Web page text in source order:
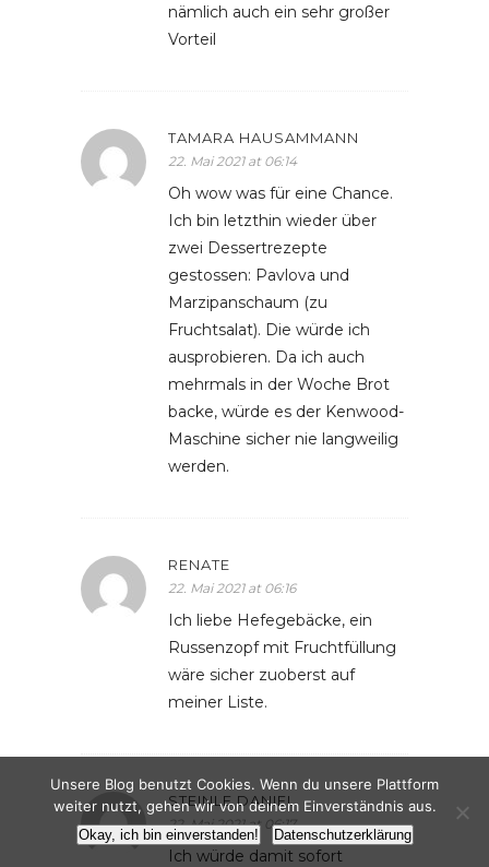
nämlich auch ein sehr großer
Vorteil
TAMARA HAUSAMMANN
22. Mai 2021 at 06:14
Oh wow was für eine Chance.
Ich bin letzthin wieder über
zwei Dessertrezepte
gestossen: Pavlova und
Marzipanschaum (zu
Fruchtsalat). Die würde ich
ausprobieren. Da ich auch
mehrmals in der Woche Brot
backe, würde es der Kenwood-
Maschine sicher nie langweilig
werden.
RENATE
22. Mai 2021 at 06:16
Ich liebe Hefegebäcke, ein
Russenzopf mit Fruchtfüllung
wäre sicher zuoberst auf
meiner Liste.
STEINLE DANIEL
22. Mai 2021 at 06:17
Ich würde damit sofort
Unsere Blog benutzt Cookies. Wenn du unsere Plattform
weiter nutzt, gehen wir von deinem Einverständnis aus.
Okay, ich bin einverstanden! Datenschutzerklärung